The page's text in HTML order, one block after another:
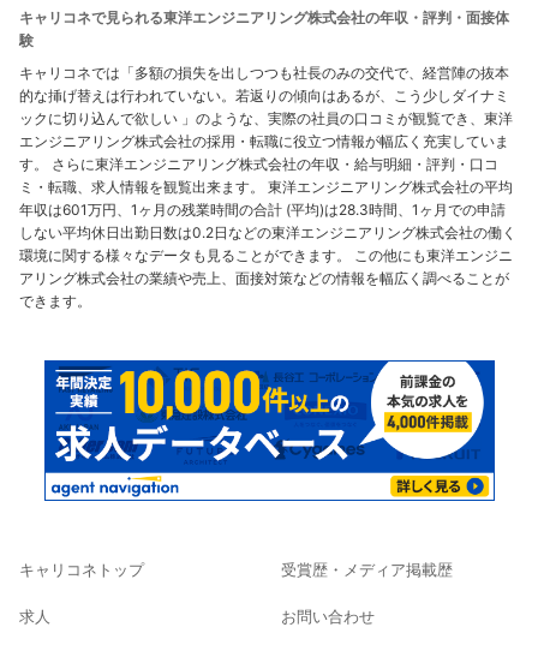
キャリコネで見られる東洋エンジニアリング株式会社の年収・評判・面接体
験
キャリコネでは「多額の損失を出しつつも社長のみの交代で、経営陣の抜本
的な挿げ替えは行われていない。若返りの傾向はあるが、こう少しダイナミ
ックに切り込んで欲しい 」のような、実際の社員の口コミが観覧でき、東洋
エンジニアリング株式会社の採用・転職に役立つ情報が幅広く充実していま
す。 さらに東洋エンジニアリング株式会社の年収・給与明細・評判・口コ
ミ・転職、求人情報を観覧出来ます。 東洋エンジニアリング株式会社の平均
年収は601万円、1ヶ月の残業時間の合計 (平均)は28.3時間、1ヶ月での申請
しない平均休日出勤日数は0.2日などの東洋エンジニアリング株式会社の働く
環境に関する様々なデータも見ることができます。 この他にも東洋エンジニ
アリング株式会社の業績や売上、面接対策などの情報を幅広く調べることが
できます。
キャリコネトップ
求人
受賞歴・メディア掲載歴
お問い合わせ